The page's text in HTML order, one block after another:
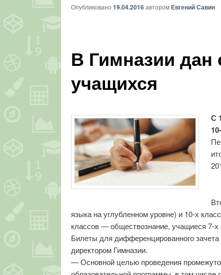
В Гимназии дан
учащихся
Опубликовано 19.04.2016авторомЕвгений Савин
С
языка на углубленном уровне) и 10-х
классов — обществознание, учащиеся 7-
Билеты для дифференцированного
директором Гимназии.
— Основной целью проведения